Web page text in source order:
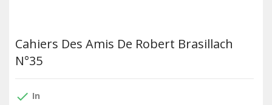
Cahiers Des Amis De Robert Brasillach
N°35
done In